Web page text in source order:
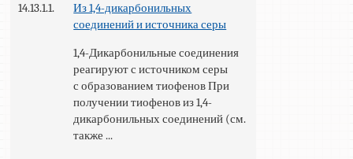
14.13.1.1.
Из 1,4-дикарбонильных
соединений и источника серы
1,4-Дикарбонильные соединения
реагируют с источником серы
с образованием тиофенов При
получении тиофенов из 1,4-
дикарбонильных соединений (см.
также ...